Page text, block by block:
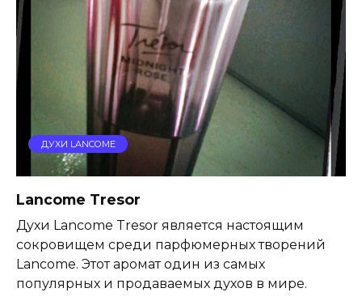
ДУХИ LANCOME
Lancome Tresor
Духи Lancome Tresor является настоящим
сокровищем среди парфюмерных творений
Lancome. Этот аромат один из самых
популярных и продаваемых духов в мире.